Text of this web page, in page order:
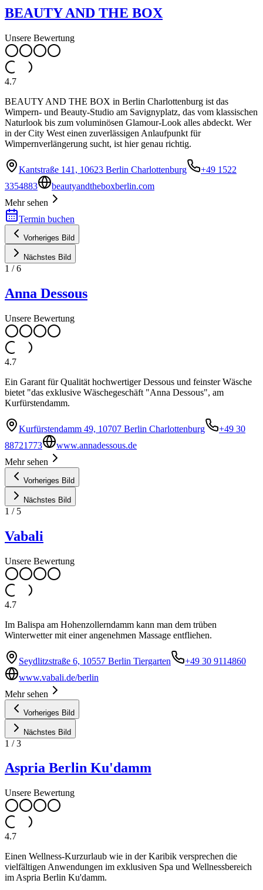
BEAUTY AND THE BOX
Unsere Bewertung
4.7
BEAUTY AND THE BOX in Berlin Charlottenburg ist das
Wimpern- und Beauty-Studio am Savignyplatz, das vom klassischen
Naturlook bis zum voluminösen Glamour-Look alles abdeckt. Wer
in der City West einen zuverlässigen Anlaufpunkt für
Wimpernverlängerung sucht, ist hier genau richtig.
Kantstraße 141, 10623 Berlin Charlottenburg
+49 1522
3354883
beautyandtheboxberlin.com
Mehr sehen
Termin buchen
Vorheriges Bild
Nächstes Bild
1 /6
Anna Dessous
Unsere Bewertung
4.7
Ein Garant für Qualität hochwertiger Dessous und feinster Wäsche
bietet "das exklusive Wäschegeschäft "Anna Dessous", am
Kurfürstendamm.
Kurfürstendamm 49, 10707 Berlin Charlottenburg
+49 30
88721773
www.annadessous.de
Mehr sehen
Vorheriges Bild
Nächstes Bild
1 / 5
Vabali
Unsere Bewertung
4.7
Im Balispa am Hohenzollerndamm kann man dem trüben
Winterwetter mit einer angenehmen Massage entfliehen.
Seydlitzstraße 6, 10557 Berlin Tiergarten
+49 30 9114860
www.vabali.de/berlin
Mehr sehen
Vorheriges Bild
Nächstes Bild
1 /3
Aspria Berlin Ku'damm
Unsere Bewertung
4.7
Einen Wellness-Kurzurlaub wie in der Karibik versprechen die
vielfältigen Anwendungen im exklusiven Spa und Wellnessbereich
im Aspria Berlin Ku'damm.